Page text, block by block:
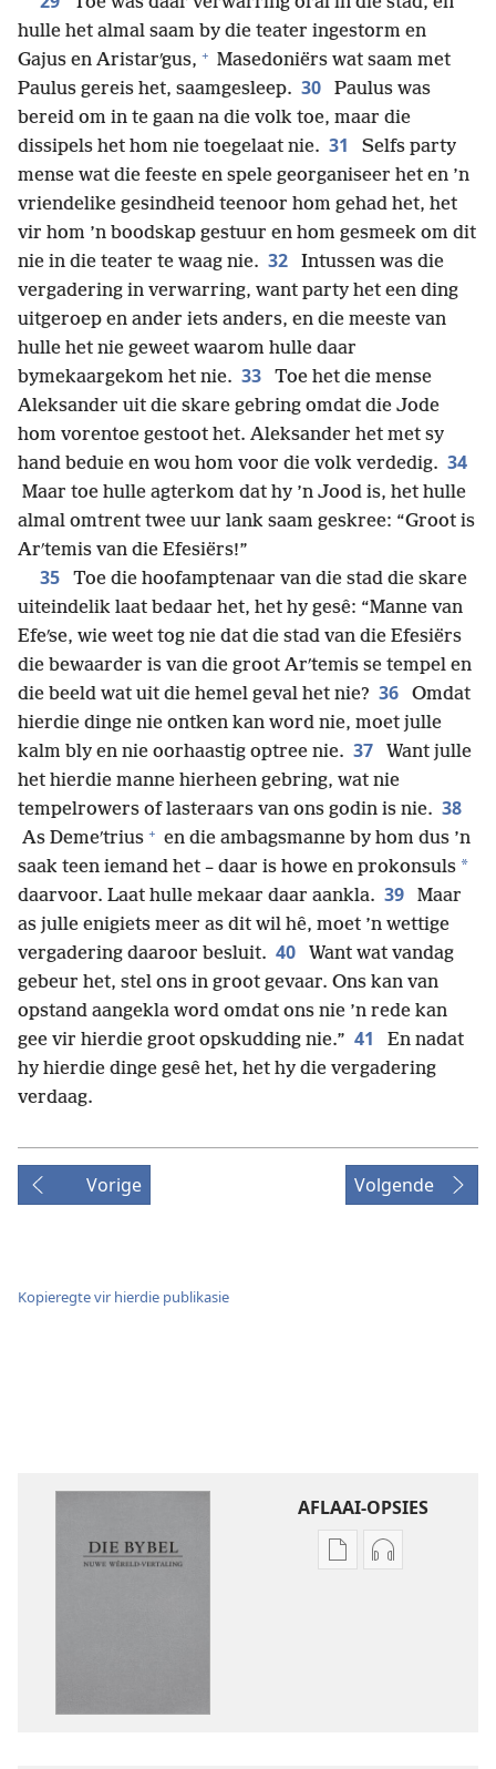
hulle het almal saam by die teater ingestorm en
Gajus en Aristarʹgus, + Masedoniërs wat saam met
Paulus gereis het, saamgesleep. 30
Paulus was
bereid om in te gaan na die volk toe, maar die
dissipels het hom nie toegelaat nie. 31
Selfs party
mense wat die feeste en spele georganiseer het en ’n
vriendelike gesindheid teenoor hom gehad het, het
vir hom ’n boodskap gestuur en hom gesmeek om dit
nie in die teater te waag nie. 32
Intussen was die
vergadering in verwarring, want party het een ding
uitgeroep en ander iets anders, en die meeste van
hulle het nie geweet waarom hulle daar
bymekaargekom het nie. 33
Toe het die mense
Aleksander uit die skare gebring omdat die Jode
hom vorentoe gestoot het. Aleksander het met sy
hand beduie en wou hom voor die volk verdedig. 34
Maar toe hulle agterkom dat hy ’n Jood is, het hulle
almal omtrent twee uur lank saam geskree: “Groot is
Arʹtemis van die Efesiërs!”
35
Toe die hoofamptenaar van die stad die skare
uiteindelik laat bedaar het, het hy gesê: “Manne van
Efeʹse, wie weet tog nie dat die stad van die Efesiërs
die bewaarder is van die groot Arʹtemis se tempel en
die beeld wat uit die hemel geval het nie? 36
Omdat
hierdie dinge nie ontken kan word nie, moet julle
kalm bly en nie oorhaastig optree nie. 37
Want julle
het hierdie manne hierheen gebring, wat nie
tempelrowers of lasteraars van ons godin is nie. 38
As Demeʹtrius + en die ambagsmanne by hom dus ’n
saak teen iemand het – daar is howe en prokonsuls *
daarvoor. Laat hulle mekaar daar aankla. 39
Maar
as julle enigiets meer as dit wil hê, moet ’n wettige
vergadering daaroor besluit. 40
Want wat vandag
gebeur het, stel ons in groot gevaar. Ons kan van
opstand aangekla word omdat ons nie ’n rede kan
gee vir hierdie groot opskudding nie.” 41
En nadat
hy hierdie dinge gesê het, het hy die vergadering
verdaag.
Vorige Volgende
Kopieregte vir hierdie publikasie
AFLAAI-OPSIES
Aflaai-Aflaai-